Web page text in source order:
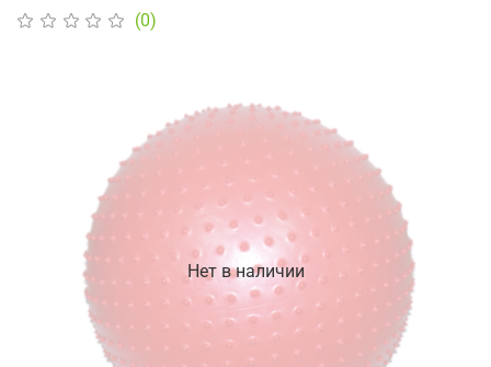
(0)
Нет в наличии